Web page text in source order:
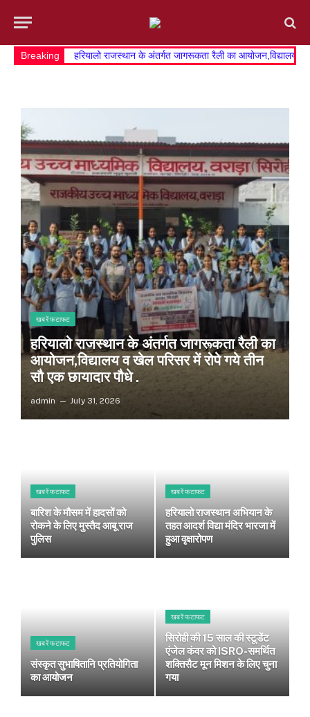
Breaking हरियालो राजस्थान के अंतर्गत जागरूकता रैली का आयोजन,विद्यालय व
खबरें फटाफट
हरियालो राजस्थान के अंतर्गत जागरूकता रैली का
आयोजन,विद्यालय व खेल परिसर में रोपे गये तीन
सौ एक छायादार पौधे .
admin July 31, 2026
खबरें फटाफट
बारिश के मौसम में हादसों को
रोकने के लिए मुस्तैद आबू राज
पुलिस
खबरें फटाफट
हरियालो राजस्थान अभियान के
तहत आदर्श विद्या मंदिर भारजा में
हुआ वृक्षारोपण
खबरें फटाफट
संस्कृत सुभाषितानि प्रतियोगिता
का आयोजन
खबरें फटाफट
सिरोही की 15 साल की स्टूडेंट
एंजेल कंवर को ISRO-समर्थित
शक्तिसैट मून मिशन के लिए चुना
गया